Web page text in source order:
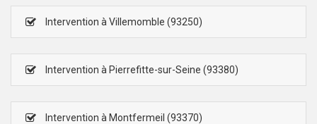
Intervention à Villemomble (93250)
Intervention à Pierrefitte-sur-Seine (93380)
Intervention à Montfermeil (93370)